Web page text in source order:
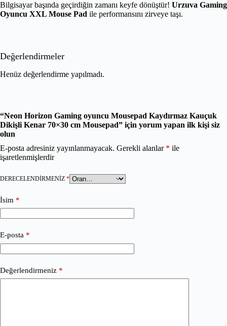
Bilgisayar başında geçirdiğin zamanı keyfe dönüştür! Urzuva Gaming
Oyuncu XXL Mouse Pad ile performansını zirveye taşı.
Değerlendirmeler
Henüz değerlendirme yapılmadı.
“Neon Horizon Gaming oyuncu Mousepad Kaydırmaz Kauçuk
Dikişli Kenar 70×30 cm Mousepad” için yorum yapan ilk kişi siz
olun
E-posta adresiniz yayınlanmayacak. Gerekli alanlar * ile
işaretlenmişlerdir
DERECELENDIRMENIZ *
İsim *
E-posta *
Değerlendirmeniz *